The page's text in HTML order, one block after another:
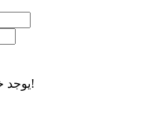
يوجد خطأ في اسم المستخدم أو كلمة المرور!